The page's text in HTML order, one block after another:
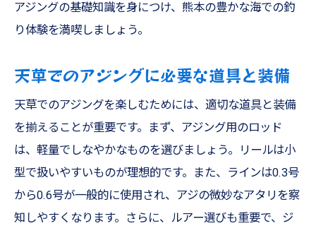
アジングの基礎知識を身につけ、熊本の豊かな海での釣
り体験を満喫しましょう。
天草でのアジングに必要な道具と装備
天草でのアジングを楽しむためには、適切な道具と装備
を揃えることが重要です。まず、アジング用のロッド
は、軽量でしなやかなものを選びましょう。リールは小
型で扱いやすいものが理想的です。また、ラインは0.3号
から0.6号が一般的に使用され、アジの微妙なアタリを察
知しやすくなります。さらに、ルアー選びも重要で、ジ